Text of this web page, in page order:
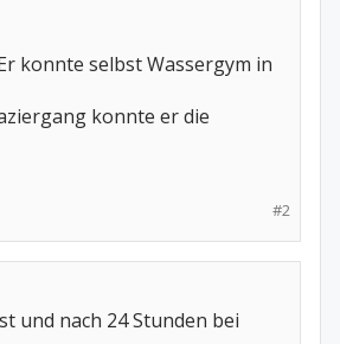
konnte selbst Wassergym in
konnte er die
#2
und nach 24 Stunden bei